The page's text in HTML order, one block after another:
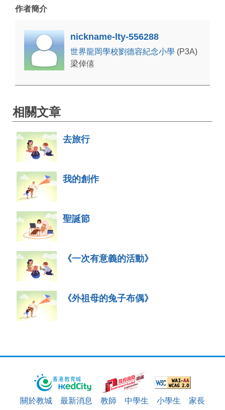
作者簡介
nickname-lty-556288
世界龍岡學校劉德容紀念小學 (P3A)
梁倬僖
相關文章
去旅行
我的創作
聖誕節
《一次有意義的活動》
《外祖母的兔子布偶》
關於教城 最新消息 教師 中學生 小學生 家長